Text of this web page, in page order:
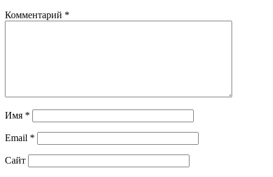
Комментарий *
Имя *
Email *
Сайт